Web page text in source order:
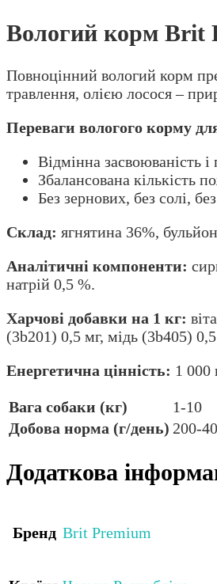
Вологий корм Brit
Повноцінний вологий корм
травлення, олією лосося –
Переваги вологого корму
Відмінна засвоюваність
Збалансована кількість
Без зернових, без солі,
Склад: ягнятина 36%,
Аналітичні компоненти:
натрій 0,5 %.
Харчові добавки на 1 кг:
(3b201) 0,5 мг, мідь (3b405)
Енергетична цінність: 1 000
Вага собаки (кг) 1-10
Добова норма (г/день) 200-
Додаткова
Бренд Brit Premium